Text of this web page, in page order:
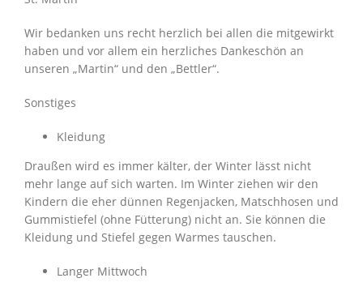
Wir bedanken uns recht herzlich bei allen die mitgewirkt
haben und vor allem ein herzliches Dankeschön an
unseren „Martin“ und den „Bettler“.
Sonstiges
Kleidung
Draußen wird es immer kälter, der Winter lässt nicht
mehr lange auf sich warten. Im Winter ziehen wir den
Kindern die eher dünnen Regenjacken, Matschhosen und
Gummistiefel (ohne Fütterung) nicht an. Sie können die
Kleidung und Stiefel gegen Warmes tauschen.
Langer Mittwoch